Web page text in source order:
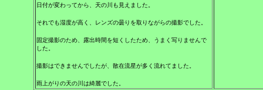
日付が変わってから、天の川も見えました。
それでも湿度が高く、レンズの曇りを取りながらの撮影でした。
固定撮影のため、露出時間を短くしたため、うまく写りませんで
した。
撮影はできませんでしたが、散在流星が多く流れてました。
雨上がりの天の川は綺麗でした。